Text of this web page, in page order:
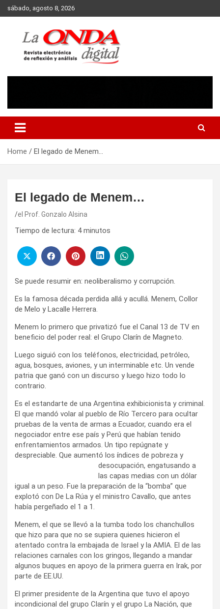
Skip
to
sábado, agosto 8, 2026
Home El legado de Menem…
El legado de Menem…
el Prof. Gonzalo Alsina
Tiempo de lectura: 4 minutos
Se puede resumir en: neoliberalismo y corrupción.
Es la famosa década perdida allá y acullá. Menem, Collor
de Melo y Lacalle Herrera.
Menem lo primero que privatizó fue el Canal 13 de TV en
beneficio del poder real: el Grupo Clarín de Magneto.
Luego siguió con los teléfonos, electricidad, petróleo,
agua, bosques, aviones, y un interminable etc. Un vende
patria que ganó con un discurso y luego hizo todo lo
contrario.
Es el estandarte de una Argentina exhibicionista y criminal.
El que mandó volar al pueblo de Río Tercero para ocultar
pruebas de la venta de armas a Ecuador, cuando era el
negociador entre ese país y Perú que habían tenido
enfrentamientos armados. Un tipo repúgnate y
despreciable. Que aumentó los índices de pobreza y
desocupación, engatusando a
las capas medias con un dólar
igual a un peso. Fue la preparación de la “bomba” que
explotó con De La Rúa y el ministro Cavallo, que antes
había pergeñado el 1 a 1.
Menem, el que se llevó a la tumba todo los chanchullos
que hizo para que no se supiera quienes hicieron el
atentado contra la embajada de Israel y la AMIA. El de las
relaciones carnales con los gringos, llegando a mandar
algunos buques en apoyo de la primera guerra en Irak, por
parte de EE.UU.
El primer presidente de la Argentina que tuvo el apoyo
incondicional del grupo Clarín y el grupo La Nación, que